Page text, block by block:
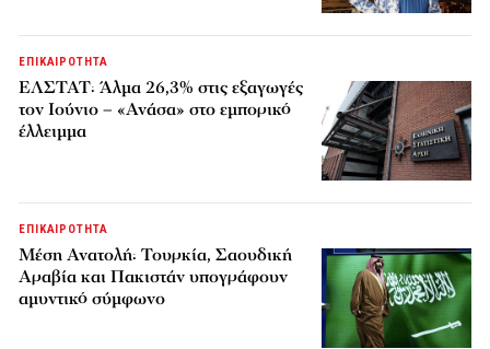
ΕΠΙΚΑΙΡΟΤΗΤΑ
ΕΛΣΤΑΤ: Άλμα 26,3% στις εξαγωγές
τον Ιούνιο – «Ανάσα» στο εμπορικό
έλλειμμα
ΕΠΙΚΑΙΡΟΤΗΤΑ
Μέση Ανατολή: Τουρκία, Σαουδική
Αραβία και Πακιστάν υπογράφουν
αμυντικό σύμφωνο